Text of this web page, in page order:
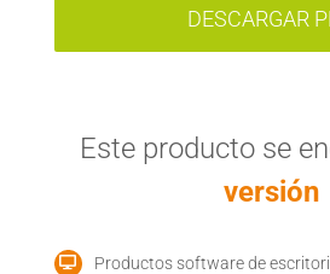
DESCARGAR
Este producto se
versión
Productos software de